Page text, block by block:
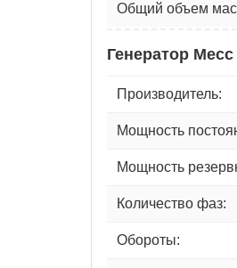
Общий объем
Генератор
Производитель:
Мощность
Мощность
Количество фаз:
Обороты: